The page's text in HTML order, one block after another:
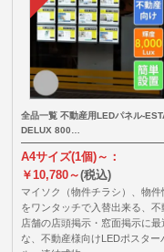
全品一覧 不動産用LEDパネル-
DELUX 800…
A4サイズ(1個)～：
￥10,780～(税込)
マイソク（物件チラシ）、物件
をワンタッチで入替出来る、不
店舗の店頭掲示・窓面掲示に最
な、不動産様向けLEDポスター